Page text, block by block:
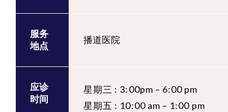
服务
地点
播道医院
应诊
时间
星期三 : 3:00pm – 6:00 pm
星期五 : 10:00 am – 1:00 pm